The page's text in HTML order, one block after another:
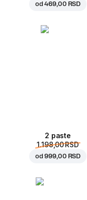
od469,00 RSD
2 paste
1.198,00 RSD
od999,00 RSD